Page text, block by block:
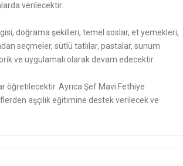
verilecektir.
doğrama şekilleri, temel soslar, et yemekleri,
seçmeler, sütlü tatlılar, pastalar, sunum
ve uygulamalı olarak devam edecektir.
Ayrıca Şef Mavi Fethiye
aşçılık eğitimine destek verilecek ve